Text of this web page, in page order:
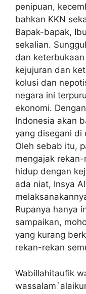
penipuan,
bahkan KKN
Bapak-bapak,
sekalian.
dan
kejujuran dan
kolusi dan
negara ini
ekonomi.
Indonesia akan
yang disegani di
Oleh sebab itu,
mengajak
hidup dengan
ada niat, Insya
Rupanya hanya
sampaikan,
yang kurang
rekan-rekan
Wabillahitaufik